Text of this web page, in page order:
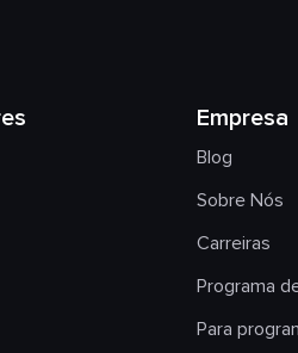
Empresa
Blog
Sobre Nós
Carreiras
Programa
Para